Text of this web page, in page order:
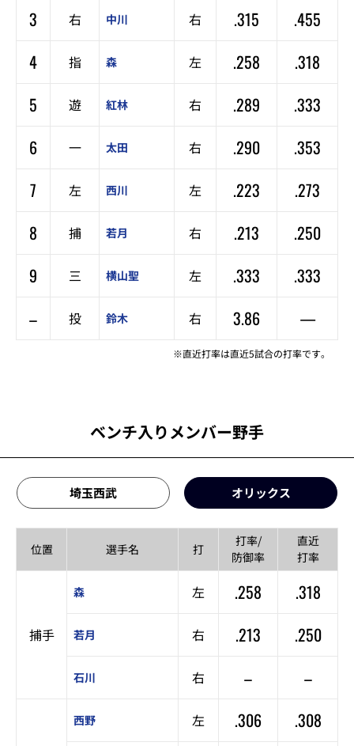
3
右 中川 右 .315
.455
4
指 森 左 .258
.318
5
遊 紅林 右 .289
.333
6
一 太田 右 .290
.353
7
左 西川 左 .223
.273
8
捕 若月 右 .213
.250
9
三 横山聖 左 .333
.333
–
投 鈴木 右 3.86 —
※直近打率は直近5試合の打率です。
ベンチ入りメンバー野手
埼玉西武 オリックス
位置 選手名 打
打率/
防御率
直近
打率
捕手
森 左 .258 .318
若月 右 .213 .250
石川 右 – –
西野 左 .306 .308